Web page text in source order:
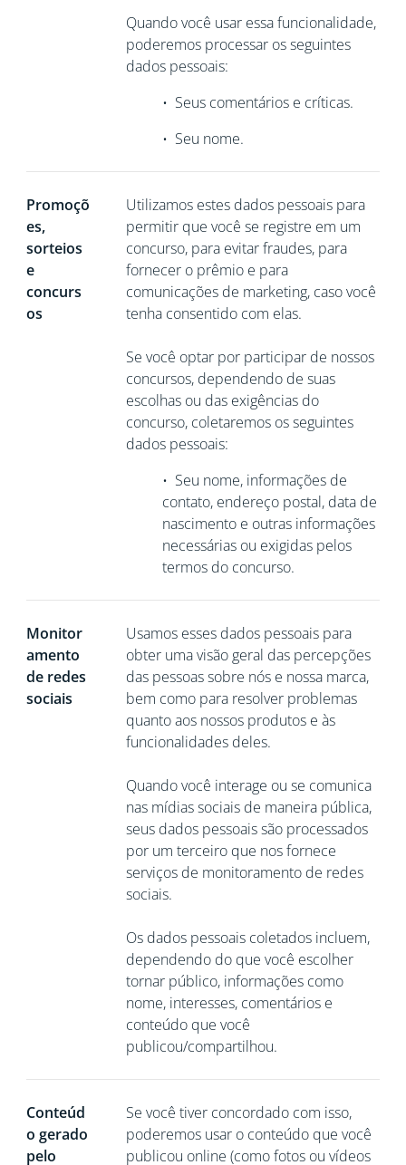
Quando você usar essa funcionalidade,
poderemos processar os seguintes
dados pessoais:
• Seus comentários e críticas.
• Seu nome.
Promoçõ
es,
sorteios
e
concurs
os
Utilizamos estes dados pessoais para
permitir que você se registre em um
concurso, para evitar fraudes, para
fornecer o prêmio e para
comunicações de marketing, caso você
tenha consentido com elas.
Se você optar por participar de nossos
concursos, dependendo de suas
escolhas ou das exigências do
concurso, coletaremos os seguintes
dados pessoais:
• Seu nome, informações de
contato, endereço postal, data de
nascimento e outras informações
necessárias ou exigidas pelos
termos do concurso.
Monitor
amento
de redes
sociais
Usamos esses dados pessoais para
obter uma visão geral das percepções
das pessoas sobre nós e nossa marca,
bem como para resolver problemas
quanto aos nossos produtos e às
funcionalidades deles.
Quando você interage ou se comunica
nas mídias sociais de maneira pública,
seus dados pessoais são processados
por um terceiro que nos fornece
serviços de monitoramento de redes
sociais.
Os dados pessoais coletados incluem,
dependendo do que você escolher
tornar público, informações como
nome, interesses, comentários e
conteúdo que você
publicou/compartilhou.
Conteúd
o gerado
pelo
Se você tiver concordado com isso,
poderemos usar o conteúdo que você
publicou online (como fotos ou vídeos